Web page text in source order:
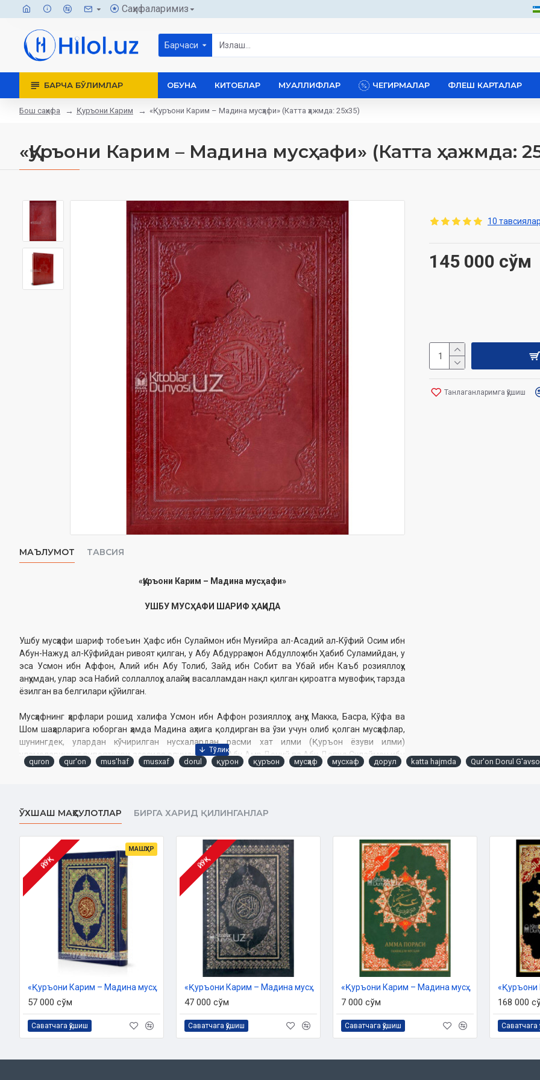
Саҳифаларимиз
Барчаси
БАРЧА БЎЛИМЛАР ОБУНА КИТОБЛАР МУАЛЛИФЛАР ЧЕГИРМАЛАР ФЛЕШ КАРТАЛАР
Бош саҳифа Қуръони Карим «Қуръони Карим – Мадина мусҳафи» (Катта ҳажмда: 25x35)
«Қуръони Карим – Мадина мусҳафи» (Катта ҳажмда:
МАЪЛУМОТ ТАВСИЯ
«Қуръони Карим – Мадина мусҳафи»
УШБУ МУСҲАФИ ШАРИФ ҲАҚИДА
Ушбу мусҳафи шариф тобеъин Ҳафс ибн Сулаймон ибн Муғийра ал-Асадий ал‑Кўфий Осим ибн
Абун-Нажуд ал-Кўфийдан ривоят қилган, у Абу Абдурраҳмон Абдуллоҳ ибн Ҳабиб Суламийдан, у
эса Усмон ибн Аффон, Алий ибн Абу Толиб, Зайд ибн Собит ва Убай ибн Каъб розияллоҳу
анҳумдан, улар эса Набий соллаллоҳу алайҳи васалламдан нақл қилган қироатга мувофиқ тарзда
ёзилган ва белгилари қўйилган.
Мусҳафнинг ҳарфлари рошид халифа Усмон ибн Аффон розияллоҳу анҳу Макка, Басра, Кўфа ва
Шом шаҳарларига юборган ҳамда Мадина аҳлига қолдирган ва ўзи учун олиб қолган мусҳафлар,
шунингдек, улардан кўчирилган нусхалардан расми хат илми (Қуръон ёзуви илми)
уламоларининг ривоятлари асосида олинди. Бунда Абу Амр Доний ва Абу Довуд Сулаймон ибн
Нажоҳларнинг нақллари асос қилиб олинди, фарқли ўринларда Абу Довуднинг сўзи танланди.
ъала зобтил-харроз» китоби асосида қабул қилган йўсинда олинди. Бунда Андалусия ва
уламолари қабул қилган аломатлар танланди.
Оятлар ва уларнинг адади кўфаликлар услубида ‒ имом Шотибийнинг «Нозиматуз-зуҳр» китоби
ва оятлар хусусида ёзилган бошқа асарларда Абу Абдурраҳмон Суламийдан, у Алий ибн Абу
Толиб розияллоҳу анҳудан қилган ривоят асосида белгиланди. Унга кўра оятлар сони 6236 тадир.
30 жуз (пора), 60 ҳизб (ярим жуз) ва рубуъ (чорак ҳизб) каби қисмларнинг бошланиш ўринлари
имом Сафоқусийнинг «Ғойсун-нафъ» асари, имом Шотибийнинг «Нозиматуз-зуҳр» китоби ва
унинг шарҳлари, шайх Муҳаммад Мутаваллийнинг «Таҳқиқул-баён» рисоласи ҳамда Абу Ийд
Ризвон Мухиллотийнинг «Иршодул-қурро вал-котибин» асари асосида кўрсатилди.
Мусҳаф сўнгида илова қилинган жадвалда сураларнинг маккий ва маданийлиги ҳақидаги
маълумот Абу Қосим Умар ибн Муҳаммад ибн Абдулкофийнинг китобидан ҳамда қироат ва
тафсирга доир асарлардан олинди.
Вақф аломатлари ушбу мусҳафни тайёрлаш гуруҳи томонидан маъноларнинг тақозосига кўра,
тафсир ва вақф-ибтидо уламоларининг сўзларидан келиб чиққан қарорлар асосида қўйилди.
Сажда оятлари ва уларнинг ўринлари фиқҳ ва ҳадис китоблари асосида қайд қилинди. Улардан
10
145 000 сўм
Танлаганларимга қўшиш
quron qur'on mus'haf musxaf dorul қурон қуръон мусҳаф мусхаф дорул katta hajmda Qur'on Dorul
ЎХШАШ МАҲСУЛОТЛАР БИРГА ХАРИД ҚИЛИНГАНЛАР
МАШҲУР
ЙЎҚ
«Қуръони Карим – Мадина мусҳафи»
57 000 сўм
Саватчага қўшиш
ЙЎҚ
«Қуръони Карим – Мадина мусҳафи»
47 000 сўм
Саватчага қўшиш
«Қуръони Карим – Мадина мусҳафи» 30-пора (Тажвидли)
7 000 сўм
Саватчага қўшиш
168 000
Саватчага